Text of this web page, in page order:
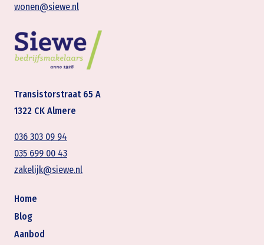
wonen@siewe.nl
Transistorstraat 65 A
1322 CK Almere
036 303 09 94
035 699 00 43
zakelijk@siewe.nl
Home
Blog
Aanbod